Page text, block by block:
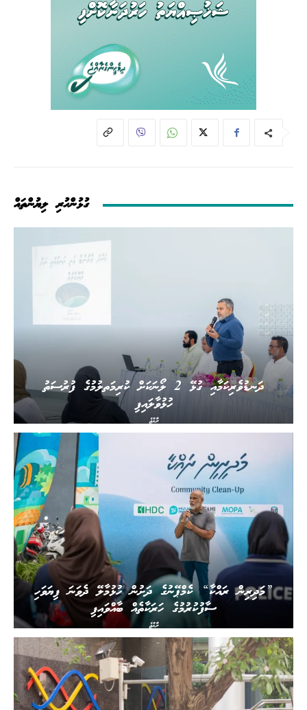
ގުޅުންހުރި ލިޔުންތައް
ރާއްޖެ
ދަނޑުވެރިކަމާއި ގުޅޭ 2 ލޯނަކަށް ކުރިމަތލުމުގެ ފުރުސަތު
ހުޅުވާލައިފި
ރާއްޖެ
”މަދިރިން ރައްކާ“ ކެމްޕޭނުގެ ދަށުން ހުޅުމާލޭ ދެވަނަ ފިޔަވަހި
ސާފުކުރުމުގެ ހަރަކާތެއް ބާއްވައިފި